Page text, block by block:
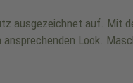
ausgezeichnet auf. Mit
Look.